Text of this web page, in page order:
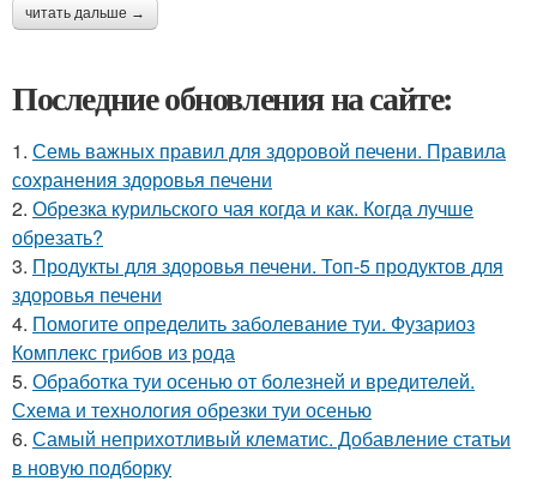
читать дальше →
Последние обновления на сайте:
1. Семь важных правил для здоровой печени. Правила
сохранения здоровья печени
2. Обрезка курильского чая когда и как. Когда лучше
обрезать?
3. Продукты для здоровья печени. Топ-5 продуктов для
здоровья печени
4. Помогите определить заболевание туи. Фузариоз
Комплекс грибов из рода
5. Обработка туи осенью от болезней и вредителей.
Схема и технология обрезки туи осенью
6. Самый неприхотливый клематис. Добавление статьи
в новую подборку